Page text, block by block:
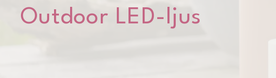
Outdoor LED-ljus